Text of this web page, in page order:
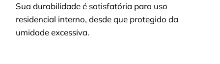
Sua durabilidade é satisfatória para uso
residencial interno, desde que protegido da
umidade excessiva.